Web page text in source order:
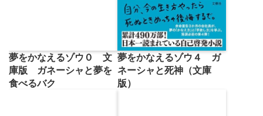
夢をかなえるゾウ０ 文
庫版 ガネーシャと夢を
食べるバク
夢をかなえるゾウ４ ガ
ネーシャと死神（文庫
版）